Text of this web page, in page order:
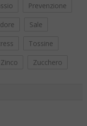
Prevenzione
Sale
Tossine
Zinco Zucchero